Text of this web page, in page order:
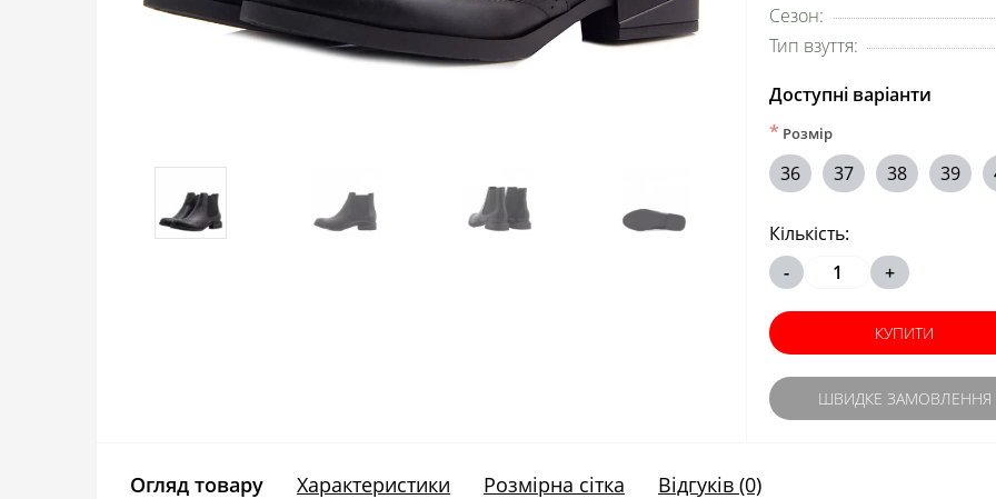
Сезон:
Тип взуття:
Доступні варіанти
* Розмір
36 37 38 39
Кількість:
-
+
КУПИТИ
ШВИДКЕ ЗАМОВЛЕННЯ
Огляд товару Характеристики Розмірна сітка Відгуків (0)